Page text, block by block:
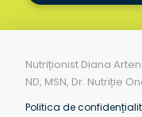
Nutriționist Diana
ND, MSN, Dr. Nutriție
Politica de